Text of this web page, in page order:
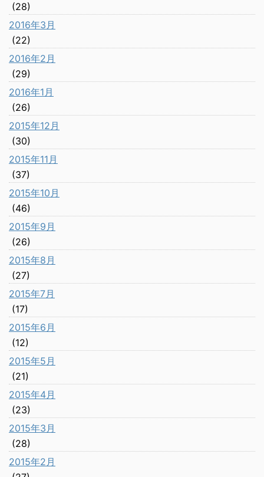
(28)
2016年3月
(22)
2016年2月
(29)
2016年1月
(26)
2015年12月
(30)
2015年11月
(37)
2015年10月
(46)
2015年9月
(26)
2015年8月
(27)
2015年7月
(17)
2015年6月
(12)
2015年5月
(21)
2015年4月
(23)
2015年3月
(28)
2015年2月